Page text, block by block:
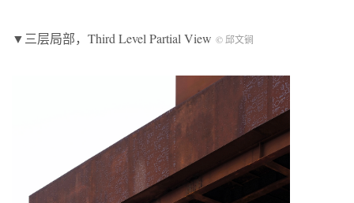
▼三层局部，Third Level Partial View © 邱文锏